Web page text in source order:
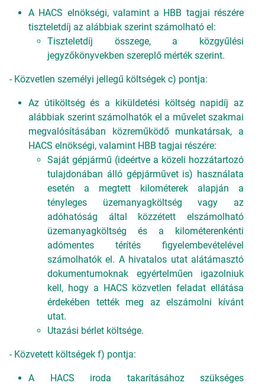
A HACS elnökségi, valamint a HBB tagjai részére
tiszteletdíj az alábbiak szerint számolható el:
Tiszteletdíj összege, a közgyűlési
jegyzőkönyvekben szereplő mérték szerint.
- Közvetlen személyi jellegű költségek c) pontja:
Az útiköltség és a kiküldetési költség napidíj az
alábbiak szerint számolhatók el a művelet szakmai
megvalósításában közreműködő munkatársak, a
HACS elnökségi, valamint HBB tagjai részére:
Saját gépjármű (ideértve a közeli hozzátartozó
tulajdonában álló gépjárművet is) használata
esetén a megtett kilométerek alapján a
tényleges üzemanyagköltség vagy az
adóhatóság által közzétett elszámolható
üzemanyagköltség és a kilométerenkénti
adómentes térítés figyelembevételével
számolhatók el. A hivatalos utat alátámasztó
dokumentumoknak egyértelműen igazolniuk
kell, hogy a HACS közvetlen feladat ellátása
érdekében tették meg az elszámolni kívánt
utat.
Utazási bérlet költsége.
- Közvetett költségek f) pontja:
A HACS iroda takarításához szükséges